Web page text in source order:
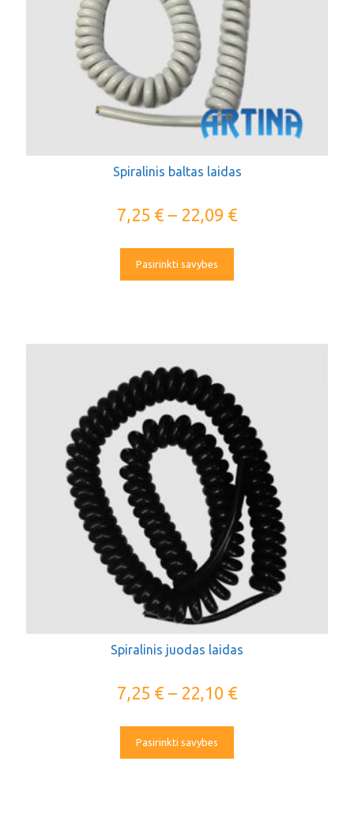
Spiralinis baltas laidas
7,25 €– 22,09 €
Pasirinkti savybes
Spiralinis juodas laidas
7,25 €– 22,10 €
Pasirinkti savybes